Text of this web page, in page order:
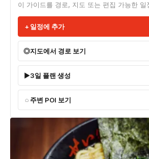
이 가이드를 경로, 지도 또는 편집 가능한 일
일정에 추가
지도에서 경로 보기
3일 플랜 생성
주변 POI 보기